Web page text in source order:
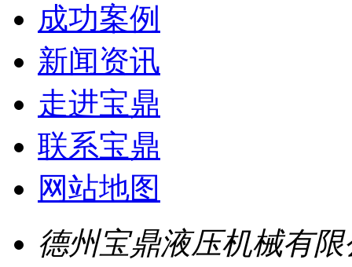
成功案例
新闻资讯
走进宝鼎
联系宝鼎
网站地图
德州宝鼎液压机械有